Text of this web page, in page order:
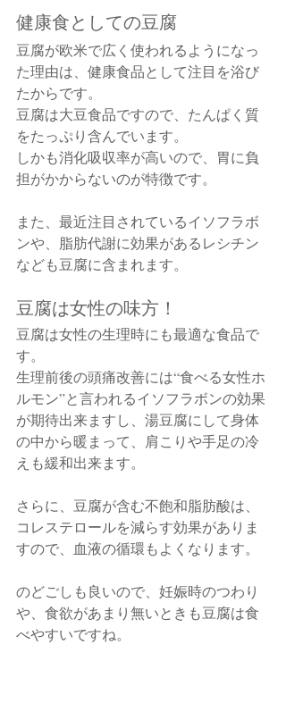
健康食としての豆腐
豆腐が欧米で広く使われるようになっ
た理由は、健康食品として注目を浴び
たからです。
豆腐は大豆食品ですので、たんぱく質
をたっぷり含んでいます。
しかも消化吸収率が高いので、胃に負
担がかからないのが特徴です。
また、最近注目されているイソフラボ
ンや、脂肪代謝に効果があるレシチン
なども豆腐に含まれます。
豆腐は女性の味方！
豆腐は女性の生理時にも最適な食品で
す。
生理前後の頭痛改善には“食べる女性ホ
ルモン”と言われるイソフラボンの効果
が期待出来ますし、湯豆腐にして身体
の中から暖まって、肩こりや手足の冷
えも緩和出来ます。
さらに、豆腐が含む不飽和脂肪酸は、
コレステロールを減らす効果がありま
すので、血液の循環もよくなります。
のどごしも良いので、妊娠時のつわり
や、食欲があまり無いときも豆腐は食
べやすいですね。